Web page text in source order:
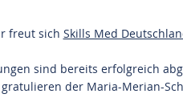
freut sich Skills Med
sind bereits erfolgreich
der Maria-Merian-